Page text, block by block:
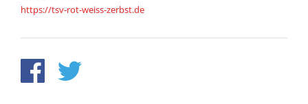
https://tsv-rot-weiss-zerbst.de